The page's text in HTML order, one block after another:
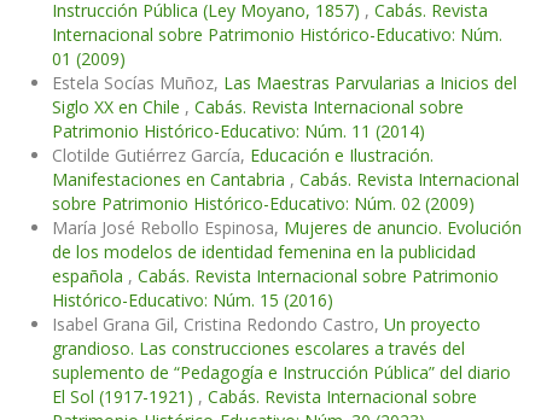
Instrucción Pública (Ley Moyano, 1857) , Cabás. Revista
Internacional sobre Patrimonio Histórico-Educativo: Núm.
01 (2009)
Estela Socías Muñoz, Las Maestras Parvularias a Inicios del
Siglo XX en Chile , Cabás. Revista Internacional sobre
Patrimonio Histórico-Educativo: Núm. 11 (2014)
Clotilde Gutiérrez García, Educación e Ilustración.
Manifestaciones en Cantabria , Cabás. Revista Internacional
sobre Patrimonio Histórico-Educativo: Núm. 02 (2009)
María José Rebollo Espinosa, Mujeres de anuncio. Evolución
de los modelos de identidad femenina en la publicidad
española , Cabás. Revista Internacional sobre Patrimonio
Histórico-Educativo: Núm. 15 (2016)
Isabel Grana Gil, Cristina Redondo Castro, Un proyecto
grandioso. Las construcciones escolares a través del
suplemento de “Pedagogía e Instrucción Pública” del diario
El Sol (1917-1921) , Cabás. Revista Internacional sobre